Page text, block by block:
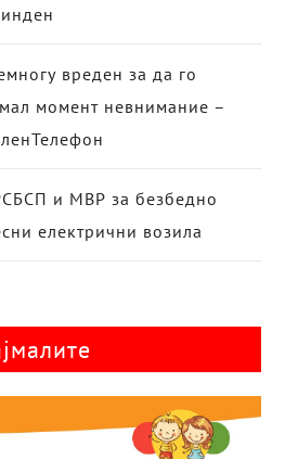
вреден за да го
момент невнимание –
и МВР за безбедно
електрични возила